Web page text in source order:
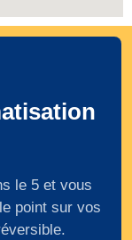
le 5 et vous
point sur vos